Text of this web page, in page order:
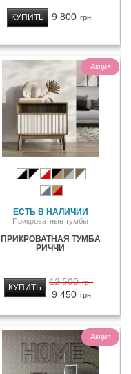
9 800 грн
КУПИТЬ
Акция
ЕСТЬ В НАЛИЧИИ
Прикроватные тумбы
ПРИКРОВАТНАЯ ТУМБА
РИЧЧИ
12 500 грн
9 450 грн
КУПИТЬ
Акция